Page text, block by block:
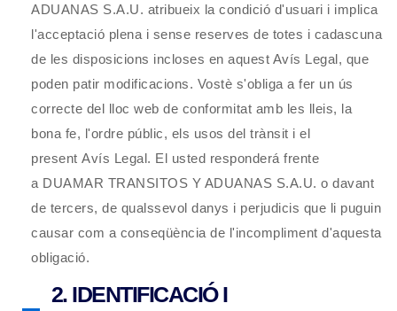
ADUANAS S.A.U. atribueix la condició d'usuari i implica
l'acceptació plena i sense reserves de totes i cadascuna
de les disposicions incloses en aquest Avís Legal, que
poden patir modificacions. Vostè s'obliga a fer un ús
correcte del lloc web de conformitat amb les lleis, la
bona fe, l'ordre públic, els usos del trànsit i el
present Avís Legal. El usted responderá frente
a DUAMAR TRANSITOS Y ADUANAS S.A.U. o davant
de tercers, de qualssevol danys i perjudicis que li puguin
causar com a conseqüència de l'incompliment d'aquesta
obligació.
2. IDENTIFICACIÓ I